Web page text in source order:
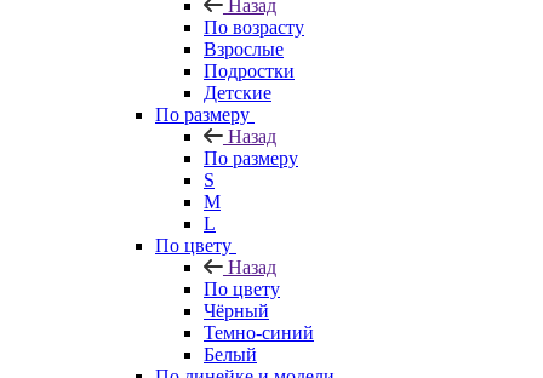
Назад
По возрасту
Взрослые
Подростки
Детские
По размеру
Назад
По размеру
S
M
L
По цвету
Назад
По цвету
Чёрный
Темно-синий
Белый